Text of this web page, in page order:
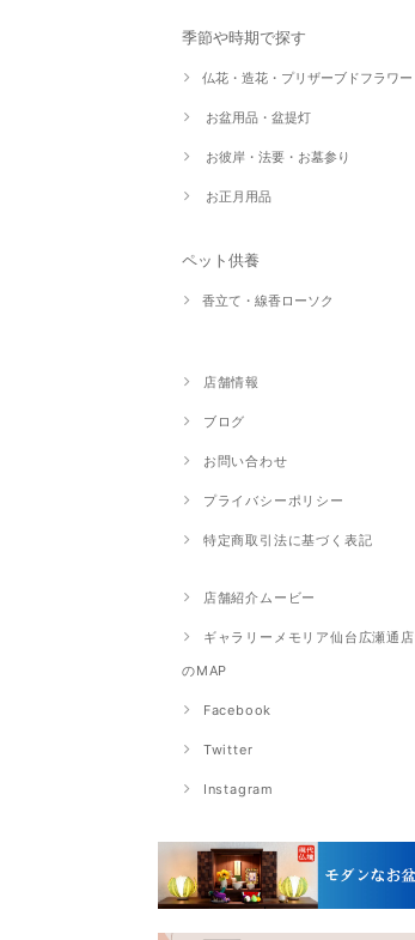
季節や時期で探す
仏花・造花・プリザーブドフラワー
お盆用品・盆提灯
お彼岸・法要・お墓参り
お正月用品
ペット供養
香立て・線香ローソク
店舗情報
ブログ
お問い合わせ
プライバシーポリシー
特定商取引法に基づく表記
店舗紹介ムービー
ギャラリーメモリア仙台広瀬通店
のMAP
Facebook
Twitter
Instagram